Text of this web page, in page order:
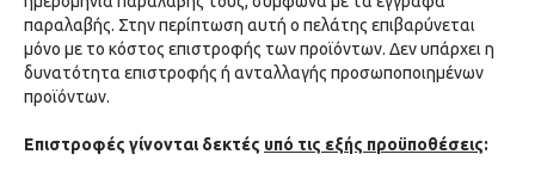
παραλαβής. Στην περίπτωση αυτή ο πελάτης επιβαρύνεται
μόνο με το κόστος επιστροφής των προϊόντων. Δεν υπάρχει η
δυνατότητα επιστροφής ή ανταλλαγής προσωποποιημένων
προϊόντων.
Επιστροφές γίνονται δεκτές υπό τις εξής προϋποθέσεις: